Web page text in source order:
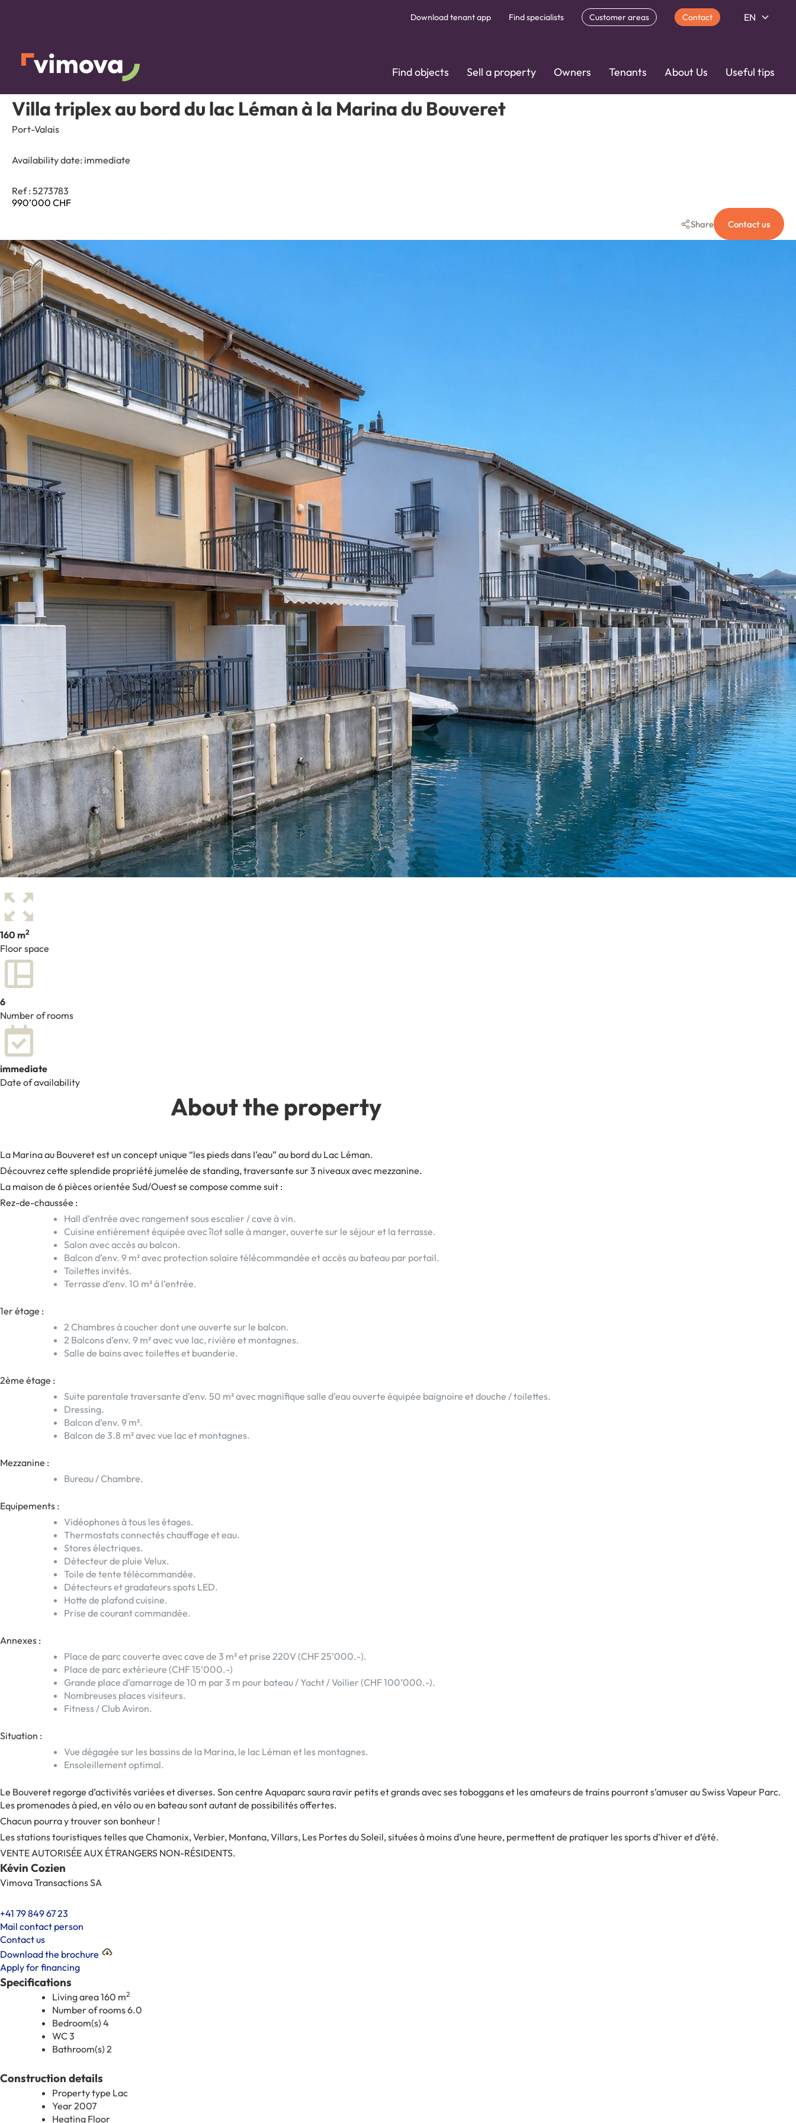
Download tenant app Find specialists Customer areas Contact EN
Find objects Sell a property Owners Tenants About Us Useful tips
Villa triplex au bord du lac Léman à la Marina du Bouveret
Port-Valais
Availability date: immediate
Ref : 5273783
990’000 CHF
Share Contact us
160 m2
Floor space
6
Number of rooms
immediate
Date of availability
About the property
La Marina au Bouveret est un concept unique “les pieds dans I’eau” au bord du Lac Léman.
Découvrez cette splendide propriété jumelée de standing, traversante sur 3 niveaux avec mezzanine.
La maison de 6 pièces orientée Sud/Ouest se compose comme suit :
Rez-de-chaussée :
Hall d’entrée avec rangement sous escalier / cave à vin.
Cuisine entièrement équipée avec îlot salle à manger, ouverte sur le séjour et la terrasse.
Salon avec accès au balcon.
Balcon d’env. 9 m² avec protection solaire télécommandée et accès au bateau par portail.
Toilettes invités.
Terrasse d’env. 10 m² à l’entrée.
1er étage :
2 Chambres à coucher dont une ouverte sur le balcon.
2 Balcons d’env. 9 m² avec vue lac, rivière et montagnes.
Salle de bains avec toilettes et buanderie.
2ème étage :
Suite parentale traversante d’env. 50 m² avec magnifique salle d’eau ouverte équipée baignoire et douche / toilettes.
Dressing.
Balcon d’env. 9 m².
Balcon de 3.8 m² avec vue lac et montagnes.
Mezzanine :
Bureau / Chambre.
Equipements :
Vidéophones à tous les étages.
Thermostats connectés chauffage et eau.
Stores électriques.
Détecteur de pluie Velux.
Toile de tente télécommandée.
Détecteurs et gradateurs spots LED.
Hotte de plafond cuisine.
Prise de courant commandée.
Annexes :
Place de parc couverte avec cave de 3 m² et prise 220V (CHF 25’000.-).
Place de parc extérieure (CHF 15’000.-)
Grande place d’amarrage de 10 m par 3 m pour bateau / Yacht / Voilier (CHF 100’000.-).
Nombreuses places visiteurs.
Fitness / Club Aviron.
Situation :
Vue dégagée sur les bassins de la Marina, le lac Léman et les montagnes.
Ensoleillement optimal.
Le Bouveret regorge d’activités variées et diverses. Son centre Aquaparc saura ravir petits et grands avec ses toboggans et les amateurs de trains pourront s’amuser au Swiss Vapeur Parc.
Les promenades à pied, en vélo ou en bateau sont autant de possibilités offertes.
Chacun pourra y trouver son bonheur !
Les stations touristiques telles que Chamonix, Verbier, Montana, Villars, Les Portes du Soleil, situées à moins d’une heure, permettent de pratiquer les sports d’hiver et d’été.
VENTE AUTORISÉE AUX ÉTRANGERS NON-RÉSIDENTS.
Kévin Cozien
Vimova Transactions SA
+41 79 849 67 23
Mail contact person
Contact us
Download the brochure
Apply for financing
Specifications
Living area160 m2
Number of rooms6.0
Bedroom(s) 4
WC3
Bathroom(s) 2
Construction details
Property type Lac
Year2007
Heating Floor